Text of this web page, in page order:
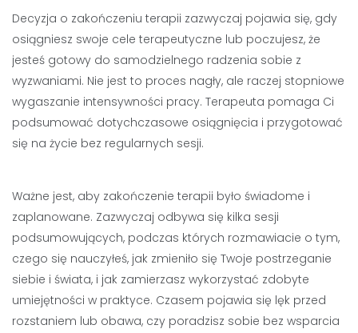
Decyzja o zakończeniu terapii zazwyczaj pojawia się, gdy
osiągniesz swoje cele terapeutyczne lub poczujesz, że
jesteś gotowy do samodzielnego radzenia sobie z
wyzwaniami. Nie jest to proces nagły, ale raczej stopniowe
wygaszanie intensywności pracy. Terapeuta pomaga Ci
podsumować dotychczasowe osiągnięcia i przygotować
się na życie bez regularnych sesji.
Ważne jest, aby zakończenie terapii było świadome i
zaplanowane. Zazwyczaj odbywa się kilka sesji
podsumowujących, podczas których rozmawiacie o tym,
czego się nauczyłeś, jak zmieniło się Twoje postrzeganie
siebie i świata, i jak zamierzasz wykorzystać zdobyte
umiejętności w praktyce. Czasem pojawia się lęk przed
rozstaniem lub obawa, czy poradzisz sobie bez wsparcia